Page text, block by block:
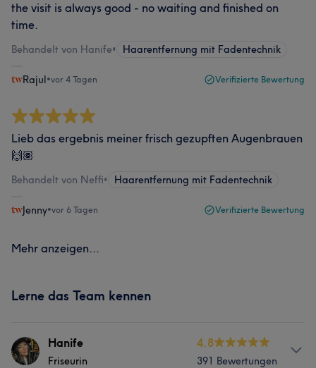
the visit is always good - no waiting and finished on
time.
Behandelt von Hanife• Haarentfernung mit Fadentechnik
Rajul•vor 4 Tagen Verifizierte Bewertung
Lieb das ergebnis meiner frisch gezupften Augenbrauen
🙌🏽
Behandelt von Neffi• Haarentfernung mit Fadentechnik
Jenny•vor 6 Tagen Verifizierte Bewertung
Mehr anzeigen...
Lerne das Team kennen
Hanife
Friseurin
4.8
391 Bewertungen